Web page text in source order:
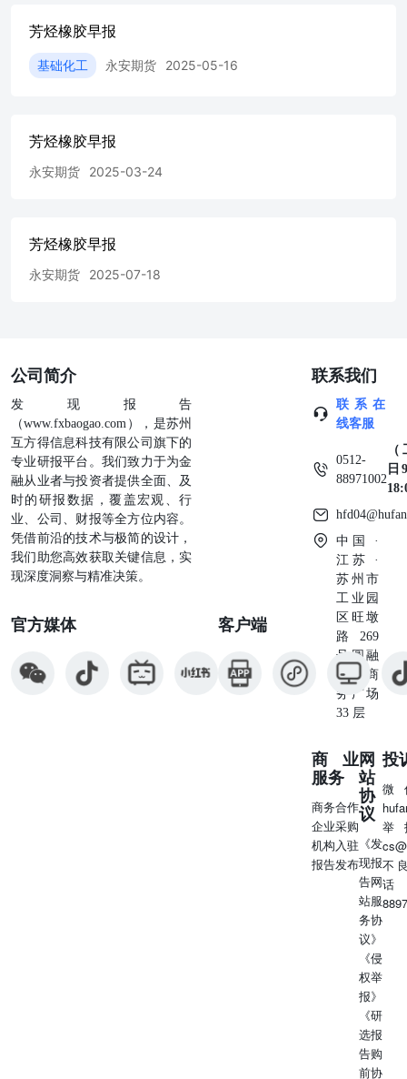
芳烃橡胶早报
基础化工 永安期货 2025-05-16
芳烃橡胶早报
永安期货 2025-03-24
芳烃橡胶早报
永安期货 2025-07-18
公司简介
发现报告
（www.fxbaogao.com），是苏州
互方得信息科技有限公司旗下的
专业研报平台。我们致力于为金
融从业者与投资者提供全面、及
时的研报数据，覆盖宏观、行
业、公司、财报等全方位内容。
凭借前沿的技术与极简的设计，
我们助您高效获取关键信息，实
现深度洞察与精准决策。
官方媒体 客户端
联系我们
联系在
线客服
0512-
88971002
日
中国 ·
江苏 ·
苏州市
工业园
区旺墩
路269
号圆融
星座商
务广场
33 层
商业
服务
商务合作
企业采购
机构入驻
报告发布
网
站
协
议
《发
现报
告网
站服
务协
议》
《侵
权举
报》
《研
选报
告购
前协
投
微
举
不